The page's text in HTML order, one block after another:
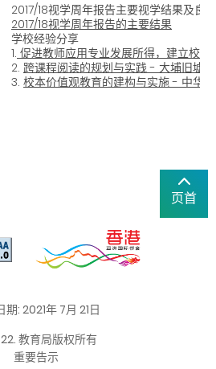
2017/18视学周年报告主要视学结果及良
2017/18视学周年报告的主要结果
学校经验分享
1. 促进教师应用专业发展所得，建立校
2. 跨课程阅读的规划与实践 - 大埔旧墟
3. 校本价值观教育的建构与实施 - 中华
页首
期: 2021年 7月 21日
教育局版权所有
重要告示